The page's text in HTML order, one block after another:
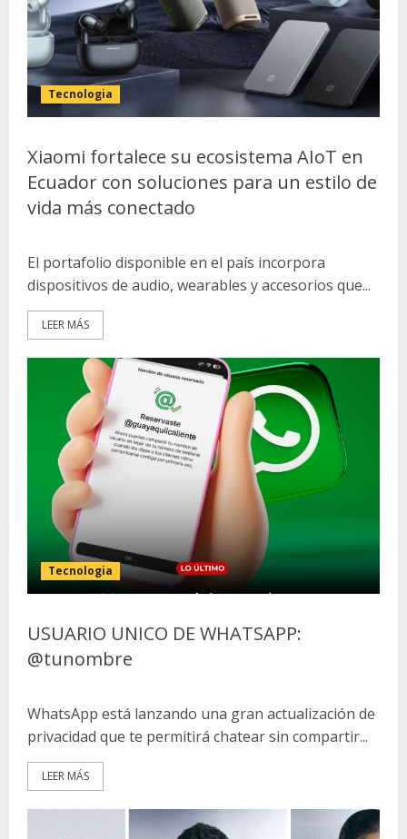
Tecnologia
Xiaomi fortalece su ecosistema AIoT en
Ecuador con soluciones para un estilo de
vida más conectado
El portafolio disponible en el país incorpora
dispositivos de audio, wearables y accesorios que...
LEER MÁS
Tecnologia
USUARIO UNICO DE WHATSAPP:
@tunombre
WhatsApp está lanzando una gran actualización de
privacidad que te permitirá chatear sin compartir...
LEER MÁS